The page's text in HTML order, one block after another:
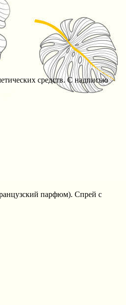
средств. С надписью
парфюм). Спрей с